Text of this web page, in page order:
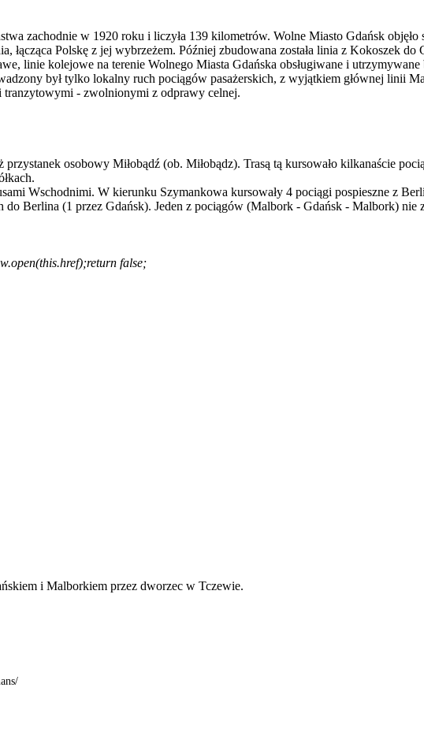
zachodnie w 1920 roku i liczyła 139 kilometrów. Wolne Miasto Gdańsk
łącząca Polskę z jej wybrzeżem. Później zbudowana została linia z Kokoszek
linie kolejowe na terenie Wolnego Miasta Gdańska obsługiwane i utrzymywane
był tylko lokalny ruch pociągów pasażerskich, z wyjątkiem głównej linii
tranzytowymi - zwolnionymi z odprawy celnej.
osobowy Miłobądź (ob. Miłobądz). Trasą tą kursowało kilkanaście
Wschodnimi. W kierunku Szymankowa kursowały 4 pociągi pospieszne z
Berlina (1 przez Gdańsk). Jeden z pociągów (Malbork - Gdańsk - Malbork) nie
false;
i Malborkiem przez dworzec w Tczewie.